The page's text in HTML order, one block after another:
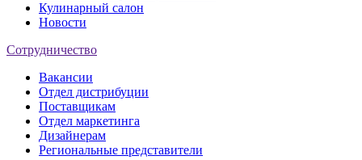
Кулинарный салон
Новости
Сотрудничество
Вакансии
Отдел дистрибуции
Поставщикам
Отдел маркетинга
Дизайнерам
Региональные представители